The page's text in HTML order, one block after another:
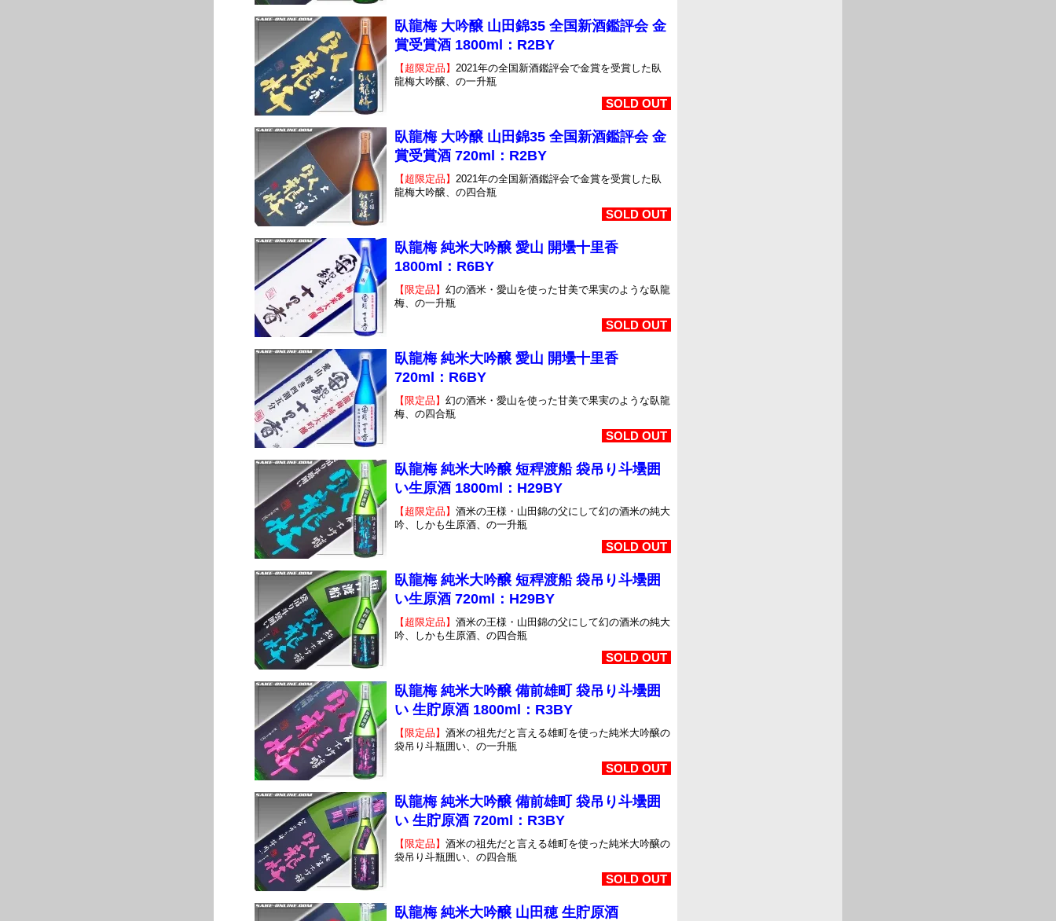
臥龍梅 大吟醸 山田錦35 全国新酒鑑評会 金
賞受賞酒 1800ml：R2BY
【超限定品】 2021年の全国新酒鑑評会で金賞を受賞した臥
龍梅大吟醸、の一升瓶
SOLD OUT
臥龍梅 大吟醸 山田錦35 全国新酒鑑評会 金
賞受賞酒 720ml：R2BY
【超限定品】 2021年の全国新酒鑑評会で金賞を受賞した臥
龍梅大吟醸、の四合瓶
SOLD OUT
臥龍梅 純米大吟醸 愛山 開壜十里香
1800ml：R6BY
【限定品】 幻の酒米・愛山を使った甘美で果実のような臥龍
梅、の一升瓶
SOLD OUT
臥龍梅 純米大吟醸 愛山 開壜十里香
720ml：R6BY
【限定品】 幻の酒米・愛山を使った甘美で果実のような臥龍
梅、の四合瓶
SOLD OUT
臥龍梅 純米大吟醸 短稈渡船 袋吊り斗壜囲
い生原酒 1800ml：H29BY
【超限定品】 酒米の王様・山田錦の父にして幻の酒米の純大
吟、しかも生原酒、の一升瓶
SOLD OUT
臥龍梅 純米大吟醸 短稈渡船 袋吊り斗壜囲
い生原酒 720ml：H29BY
【超限定品】 酒米の王様・山田錦の父にして幻の酒米の純大
吟、しかも生原酒、の四合瓶
SOLD OUT
臥龍梅 純米大吟醸 備前雄町 袋吊り斗壜囲
い 生貯原酒 1800ml：R3BY
【限定品】 酒米の祖先だと言える雄町を使った純米大吟醸の
袋吊り斗瓶囲い、の一升瓶
SOLD OUT
臥龍梅 純米大吟醸 備前雄町 袋吊り斗壜囲
い 生貯原酒 720ml：R3BY
【限定品】 酒米の祖先だと言える雄町を使った純米大吟醸の
袋吊り斗瓶囲い、の四合瓶
SOLD OUT
臥龍梅 純米大吟醸 山田穂 生貯原酒